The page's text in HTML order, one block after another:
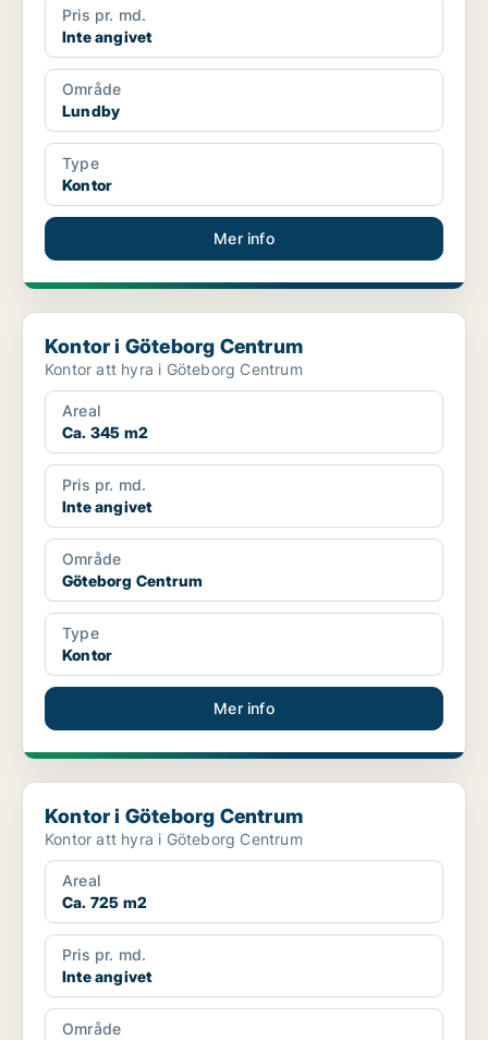
Pris pr. md.
Inte angivet
Område
Lundby
Type
Kontor
Mer info
Kontor i Göteborg Centrum
Kontor i Göteborg Centrum
Kontor att hyra i Göteborg Centrum
Areal
Ca. 345 m2
Pris pr. md.
Inte angivet
Område
Göteborg Centrum
Type
Kontor
Mer info
Kontor i Göteborg Centrum
Kontor i Göteborg Centrum
Kontor att hyra i Göteborg Centrum
Areal
Ca. 725 m2
Pris pr. md.
Inte angivet
Område